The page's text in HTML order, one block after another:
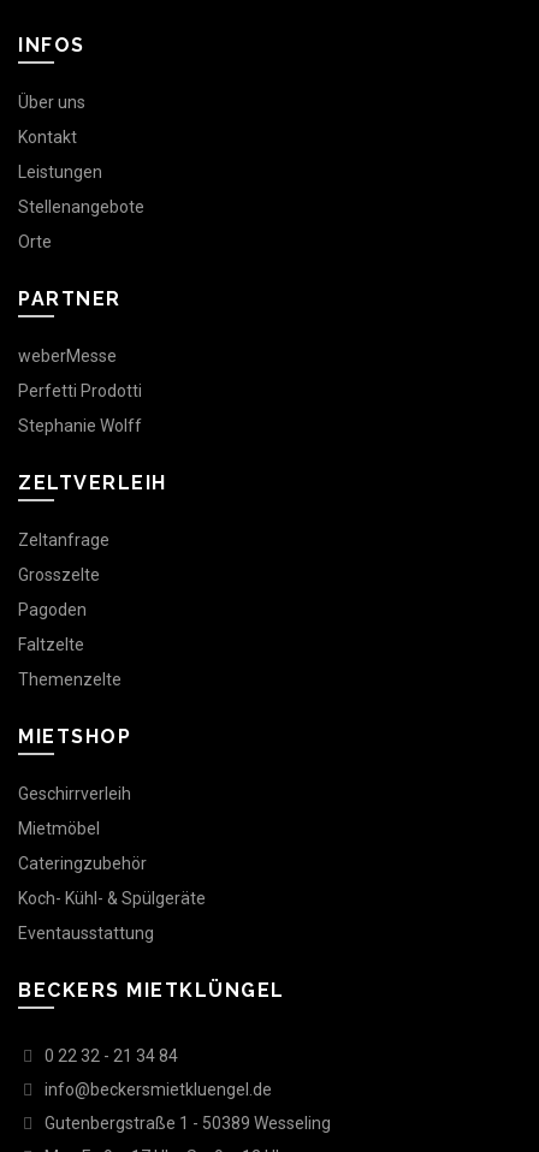
INFOS
Über uns
Kontakt
Leistungen
Stellenangebote
Orte
PARTNER
weberMesse
Perfetti Prodotti
Stephanie Wolff
ZELTVERLEIH
Zeltanfrage
Grosszelte
Pagoden
Faltzelte
Themenzelte
MIETSHOP
Geschirrverleih
Mietmöbel
Cateringzubehör
Koch- Kühl- & Spülgeräte
Eventausstattung
BECKERS MIETKLÜNGEL
0 22 32 - 21 34 84
info@beckersmietkluengel.de
Gutenbergstraße 1 - 50389 Wesseling